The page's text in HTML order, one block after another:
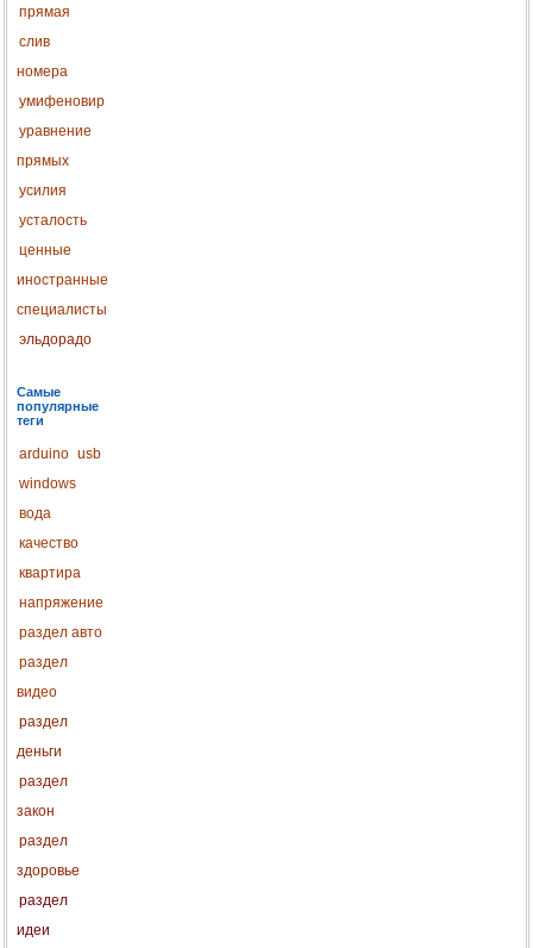
прямая
слив
номера
умифеновир
уравнение
прямых
усилия
усталость
ценные
иностранные
специалисты
эльдорадо
Самые
популярные
теги
arduino usb
windows
вода
качество
квартира
напряжение
раздел авто
раздел
видео
раздел
деньги
раздел
закон
раздел
здоровье
раздел
идеи